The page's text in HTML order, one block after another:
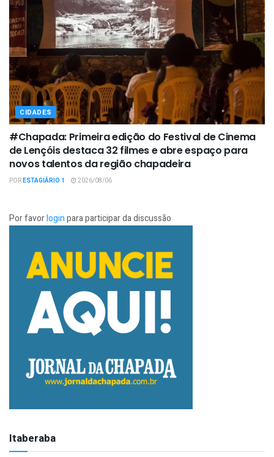
CIDADES
#Chapada: Primeira edição do Festival de Cinema
de Lençóis destaca 32 filmes e abre espaço para
novos talentos da região chapadeira
PORESTAGIÁRIO 1 2026/08/06
Por favorloginpara participar da discussão
Itaberaba